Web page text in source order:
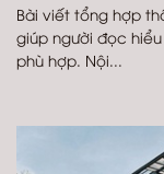
Bài viết tổng hợp
giúp người đọc
phù hợp. Nội...